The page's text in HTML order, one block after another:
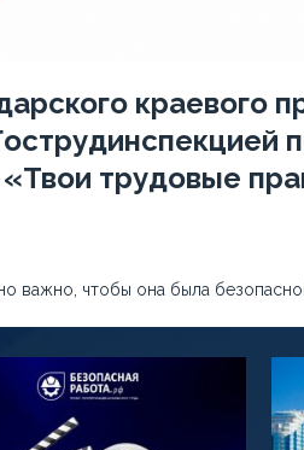
краевого
трудовые
важно, чтобы она была